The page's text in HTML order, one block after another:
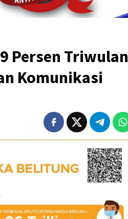
Persen Triwulan
Komunikasi